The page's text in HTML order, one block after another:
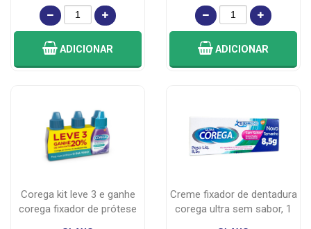
ADICIONAR ADICIONAR
corega kit leve 3 e ganhe
corega fixador de prótese
creme fixador de dentadura
corega ultra sem sabor, 1